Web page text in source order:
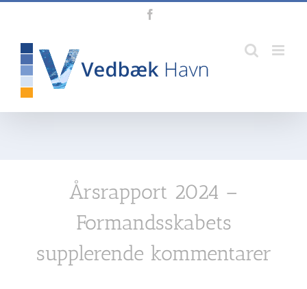
Skip
Årsrapport 2024 –
Formandsskabets
supplerende kommentarer